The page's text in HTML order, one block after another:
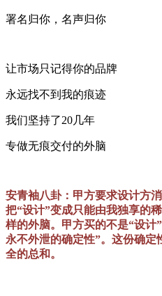
署名归你，名声归你
让市场只记得你的品牌
永远找不到我的痕迹
我们坚持了20几年
专做无痕交付的外脑
安青袖八卦：甲方要求设计方
把“设计”变成只能由我独享的
样的外脑。甲方买的不是“设计
永不外泄的确定性”。这份确
全的总和。